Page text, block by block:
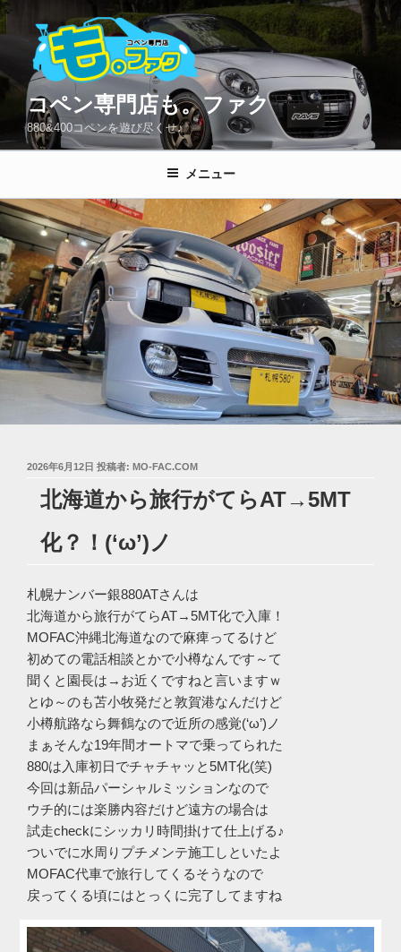
コ
ン
ン
ス
プ
コペン専門店も。ファク
880&400コペンを遊び尽くせ♪
メニュー
投
2026年6月12日 投稿者: MO-FAC.COM
北海道から旅行がてらAT→5MT
化？！(‘ω’)ノ
札幌ナンバー銀880ATさんは
北海道から旅行がてらAT→5MT化で入庫！
MOFAC沖縄北海道なので麻痺ってるけど
初めての電話相談とかで小樽なんです～て
聞くと園長は→お近くですねと言いますｗ
とゆ～のも苫小牧発だと敦賀港なんだけど
小樽航路なら舞鶴なので近所の感覚(‘ω’)ノ
まぁそんな19年間オートマで乗ってられた
880は入庫初日でチャチャッと5MT化(笑)
今回は新品パーシャルミッションなので
ウチ的には楽勝内容だけど遠方の場合は
試走checkにシッカリ時間掛けて仕上げる♪
ついでに水周りプチメンテ施工しといたよ
MOFAC代車で旅行してくるそうなので
戻ってくる頃にはとっくに完了してますね